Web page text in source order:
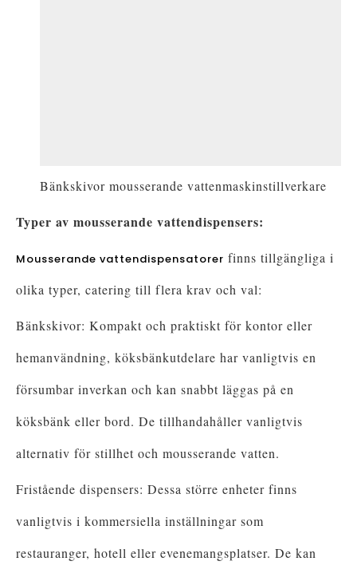
Bänkskivor mousserande vattenmaskinstillverkare
Typer av mousserande vattendispensers:
Mousserande vattendispensatorer finns tillgängliga i
olika typer, catering till flera krav och val:
Bänkskivor: Kompakt och praktiskt för kontor eller
hemanvändning, köksbänkutdelare har vanligtvis en
försumbar inverkan och kan snabbt läggas på en
köksbänk eller bord. De tillhandahåller vanligtvis
alternativ för stillhet och mousserande vatten.
Fristående dispensers: Dessa större enheter finns
vanligtvis i kommersiella inställningar som
restauranger, hotell eller evenemangsplatser. De kan